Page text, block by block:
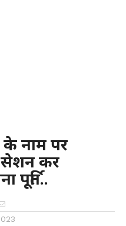
के नाम पर
सेशन कर
पूर्ति..